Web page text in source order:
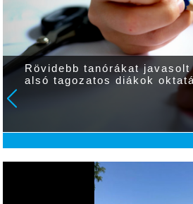
Rövidebb tanórákat
alsó tagozatos diákok